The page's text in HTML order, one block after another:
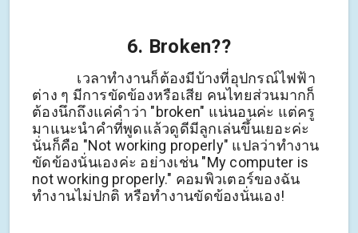
6. Broken??
เวลาทำงานก็ต้องมีบ้างที่อุปกรณ์ไฟฟ้า
ต่าง ๆ มีการขัดข้องหรือเสีย คนไทยส่วนมากก็
ต้องนึกถึงแค่คำว่า "broken" แน่นอนค่ะ แต่ครู
มาแนะนำคำที่พูดแล้วดูดีมีลูกเล่นขึ้นเยอะค่ะ
นั่นก็คือ "Not working properly" แปลว่าทำงาน
ขัดข้องนั่นเองค่ะ อย่างเช่น "My computer is
not working properly." คอมพิวเตอร์ของฉัน
ทำงานไม่ปกติ หรือทำงานขัดข้องนั่นเอง!